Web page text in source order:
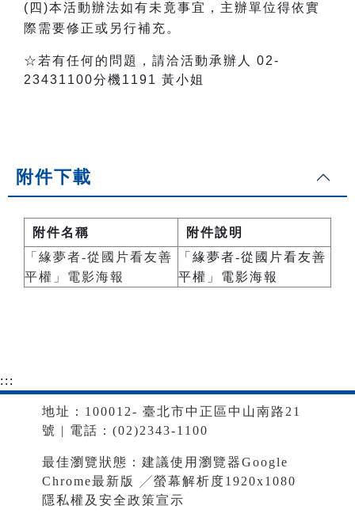
(四)本活動辦法如有未竟事宜，主辦單位得依實
際需要修正或另行補充。
☆若有任何的問題，請洽活動承辦人 02-
23431100分機1191 黃小姐
附件下載
附件名稱
附件說明
「緣夢者-從國片看友善
平權」電影海報
「緣夢者-從國片看友善
平權」電影海報
:::
地址：100012- 臺北市中正區中山南路21
號 | 電話：(02)2343-1100
最佳瀏覽狀態：建議使用瀏覽器Google
Chrome最新版 ╱螢幕解析度1920x1080
隱私權及安全政策宣示